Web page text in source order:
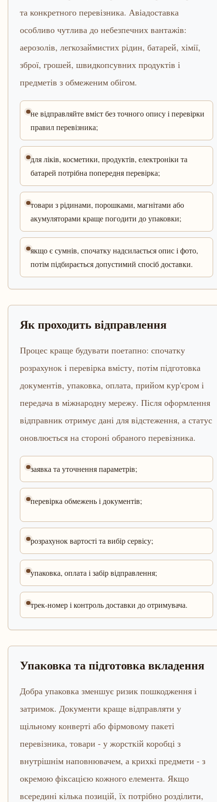
та конкретного перевізника. Авіадоставка
особливо чутлива до небезпечних вантажів:
аерозолів, легкозаймистих рідин, батарей, хімії,
зброї, грошей, швидкопсувних продуктів і
предметів з обмеженим обігом.
не відправляйте вміст без точного опису і перевірки
правил перевізника;
для ліків, косметики, продуктів, електроніки та
батарей потрібна попередня перевірка;
товари з рідинами, порошками, магнітами або
акумуляторами краще погодити до упаковки;
якщо є сумнів, спочатку надсилається опис і фото,
потім підбирається допустимий спосіб доставки.
Як проходить відправлення
Процес краще будувати поетапно: спочатку
розрахунок і перевірка вмісту, потім підготовка
документів, упаковка, оплата, прийом кур'єром і
передача в міжнародну мережу. Після оформлення
відправник отримує дані для відстеження, а статус
оновлюється на стороні обраного перевізника.
заявка та уточнення параметрів;
перевірка обмежень і документів;
розрахунок вартості та вибір сервісу;
упаковка, оплата і забір відправлення;
трек-номер і контроль доставки до отримувача.
Упаковка та підготовка вкладення
Добра упаковка зменшує ризик пошкодження і
затримок. Документи краще відправляти у
щільному конверті або фірмовому пакеті
перевізника, товари - у жорсткій коробці з
внутрішнім наповнювачем, а крихкі предмети - з
окремою фіксацією кожного елемента. Якщо
всередині кілька позицій, їх потрібно розділити,